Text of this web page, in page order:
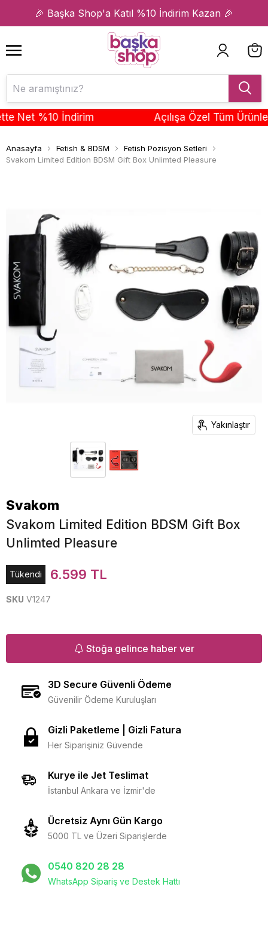
🎉 Başka Shop'a Katıl %10 İndirim Kazan 🎉
1 2
%10 İndirim Açılışa Özel Tüm
Anasayfa Fetish & BDSM
Fetish Pozisyon Setleri
Svakom Limited Edition BDSM Gift Box Unlimted Pleasure
Yakınlaştır
Svakom
Svakom Limited Edition BDSM Gift Box
Unlimted Pleasure
Tükendi 6.599 TL
SKU V1247
Stoğa gelince haber ver
3D Secure Güvenli Ödeme
Güvenilir Ödeme Kuruluşları
Gizli Paketleme | Gizli Fatura
Her Siparişiniz Güvende
Kurye ile Jet Teslimat
İstanbul Ankara ve İzmir'de
Ücretsiz Aynı Gün Kargo
5000 TL ve Üzeri Siparişlerde
0540 820 28 28
WhatsApp Sipariş ve Destek Hattı